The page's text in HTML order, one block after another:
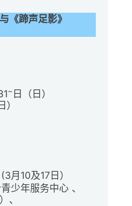
《蹄声足影》
~ 日 （日）
）
月10及17日）
少年服务中心 、
、